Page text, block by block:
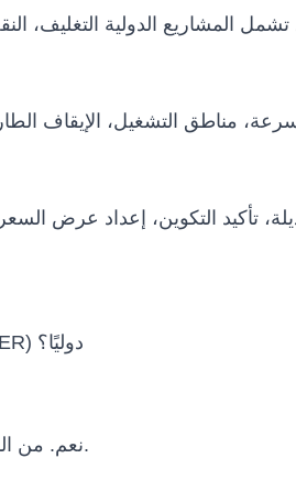
هل يمكن شحن Unitree Z1 Gripper W- Intel Realsense D435I (D435-GRIPPER) دوليًا؟
نعم. من المفيد مشاركة التطبيق والبيئة والكمية والميزانية والجدول الزمني ومتطلبات التكامل.